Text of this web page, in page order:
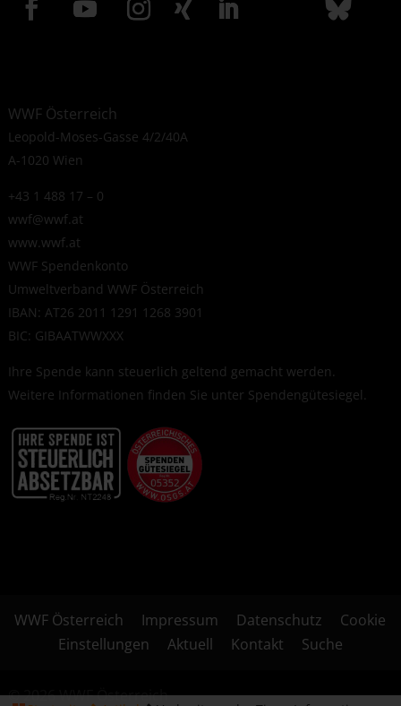
WWF Österreich
Leopold-Moses-Gasse 4/2/40A
A-1020 Wien
+43 1 488 17 – 0
wwf@wwf.at
www.wwf.at
WWF Spendenkonto
Umweltverband WWF Österreich
IBAN: AT26 2011 1291 1268 3901
BIC: GIBAATWWXXX
Ihre Spende kann steuerlich geltend gemacht werden.
Weitere Informationen finden Sie unter Spendengütesiegel.
WWF Österreich Impressum Datenschutz
Cookie
Einstellungen
Aktuell Kontakt Suche
© 2026 WWF Österreich